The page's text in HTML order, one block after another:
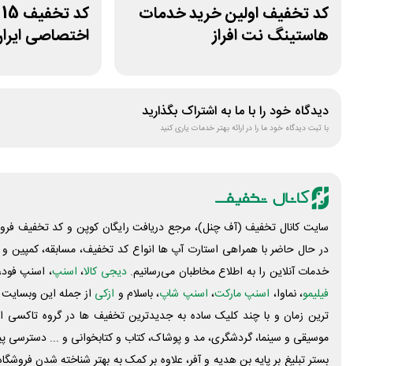
کد تخفیف اولین خرید خدمات
هاستینگ نت افراز
اختصاصی
دیدگاه خود را با ما به اشتراک بگذارید
با ثبت دیدگاه خود ما را در ارائه بهتر خدمات یاری کنید
سایت کانال تخفیف (آف چنل)، مرجع دریافت رایگان کوپن و کد تخفیف
در حال حاضر با همراهی استارت آپ ها انواع کد تخفیف، مسابقه، کمپین
خدمات آنلاین را به اطلاع مخاطبان می‌رسانیم. دیجی کالا، اسنپ، اسنپ
فیلیمو، نماوا، اسنپ مارکت، اسنپ شاپ، باسلام و ازکی از جمله این
ترین زمان و با چند کلیک ساده به جدیدترین تخفیف ها در گروه تاکسی
موسیقی و سینما، گردشگری، مد و پوشاک، کتاب و کتابخوانی و ... دسترسی
بستر تبلیغ بر پایه بن هدیه و آفر، علاوه بر کمک به بهتر شناخته شدن